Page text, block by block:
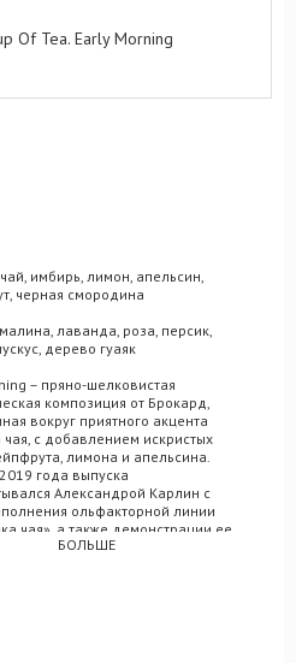
имбирь, лимон, апельсин,
черная смородина
лаванда, роза, персик,
дерево гуаяк
– пряно-шелковистая
композиция от Брокард,
вокруг приятного акцента
чая, с добавлением искристых
лимона и апельсина.
года выпуска
Александрой Карлин с
ольфакторной линии
чая», а также демонстрации ее
композиционных
аромата, запакованного в
БОЛЬШЕ